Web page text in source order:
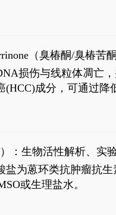
（臭椿酮/臭椿苦
损伤与线粒体凋亡
(HCC)成分，可通过
型活性截断AR剪接
：生物活性解析、实
盐为蒽环类抗肿瘤抗
或生理盐水。